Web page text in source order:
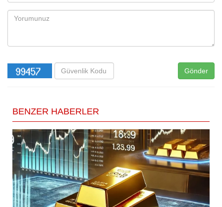
Gönder
BENZER HABERLER